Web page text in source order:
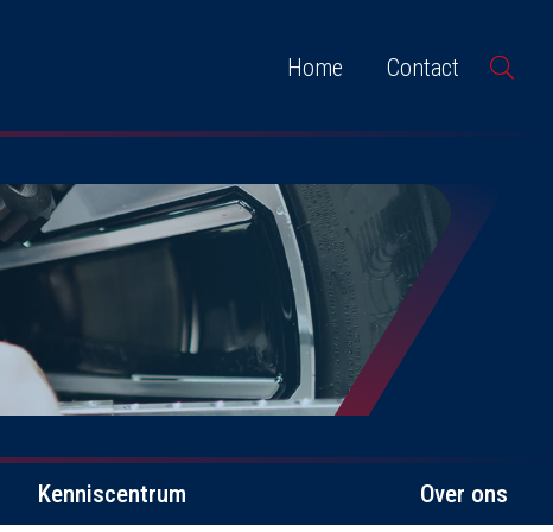
Home Contact
Kenniscentrum Over ons